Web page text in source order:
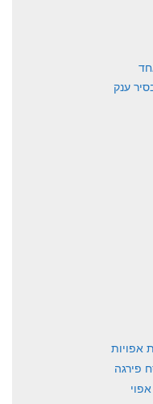
ענק
אפויות
פירגה